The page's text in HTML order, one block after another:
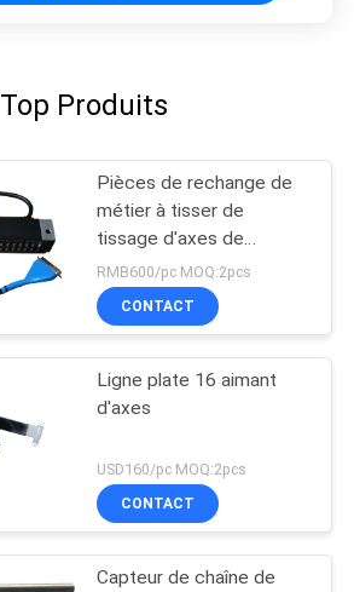
Top Produits
Pièces de rechange de
métier à tisser de
tissage d'axes de
l'aimant 28
RMB600/pc MOQ:2pcs
CONTACT
Ligne plate 16 aimant
d'axes
USD160/pc MOQ:2pcs
CONTACT
Capteur de chaîne de